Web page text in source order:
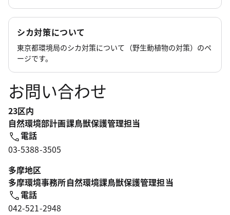
シカ対策について
東京都環境局のシカ対策について（野生動植物の対策）のペ
ージです。
お問い合わせ
23区内
自然環境部計画課鳥獣保護管理担当
電話
03-5388-3505
多摩地区
多摩環境事務所自然環境課鳥獣保護管理担当
電話
042-521-2948